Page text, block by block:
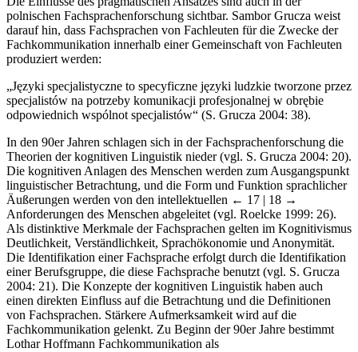
Die Einflüsse des pragmatischen Ansatzes sind auch in der
polnischen Fachsprachenforschung sichtbar. Sambor Grucza weist
darauf hin, dass Fachsprachen von Fachleuten für die Zwecke der
Fachkommunikation innerhalb einer Gemeinschaft von Fachleuten
„Języki specjalistyczne to specyficzne języki ludzkie tworzone przez
specjalistów na potrzeby komunikacji profesjonalnej w obrębie
In den 90er Jahren schlagen sich in der Fachsprachenforschung die
Theorien der kognitiven Linguistik nieder (vgl. S. Grucza 2004: 20).
Die kognitiven Anlagen des Menschen werden zum Ausgangspunkt
linguistischer Betrachtung, und die Form und Funktion sprachlicher
Äußerungen werden von den intellektuellen← 17 | 18 →
Anforderungen des Menschen abgeleitet (vgl. Roelcke 1999: 26).
Als distinktive Merkmale der Fachsprachen gelten im Kognitivismus
Deutlichkeit, Verständlichkeit, Sprachökonomie und Anonymität.
Die Identifikation einer Fachsprache erfolgt durch die Identifikation
einer Berufsgruppe, die diese Fachsprache benutzt (vgl. S. Grucza
2004: 21). Die Konzepte der kognitiven Linguistik haben auch
einen direkten Einfluss auf die Betrachtung und die Definitionen
von Fachsprachen. Stärkere Aufmerksamkeit wird auf die
Fachkommunikation gelenkt. Zu Beginn der 90er Jahre bestimmt